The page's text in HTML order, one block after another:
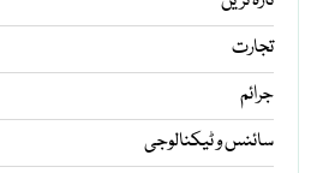
تجارت
جرائم
سائنس و ٹیکنالوجی